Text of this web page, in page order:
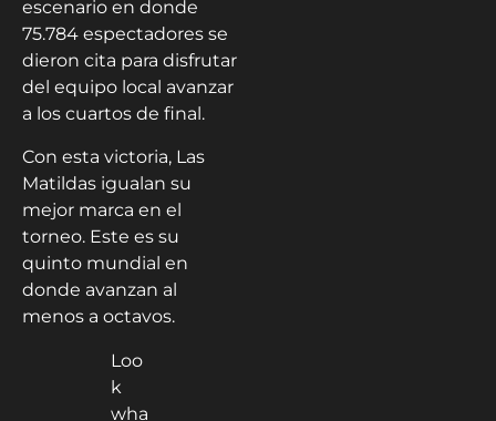
escenario en donde
75.784 espectadores se
dieron cita para disfrutar
del equipo local avanzar
a los cuartos de final.
Con esta victoria, Las
Matildas igualan su
mejor marca en el
torneo. Este es su
quinto mundial en
donde avanzan al
menos a octavos.
Loo
k
wha